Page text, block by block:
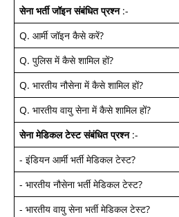
सेना भर्ती जॉइन संबंधित प्रश्न:-
Q. आर्मी जॉइन कैसे करें?
Q. पुलिस में कैसे शामिल हों?
Q. भारतीय नौसेना में कैसे शामिल हों?
Q. भारतीय वायु सेना में कैसे शामिल हों?
सेना मेडिकल टेस्ट संबंधित प्रश्न:-
- इंडियन आर्मी भर्ती मेडिकल टेस्ट?
- भारतीय नौसेना भर्ती मेडिकल टेस्ट?
- भारतीय वायु सेना भर्ती मेडिकल टेस्ट?